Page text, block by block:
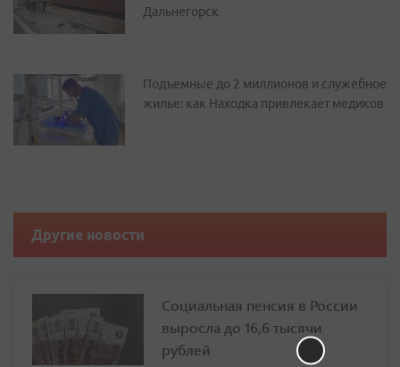
Дальнегорск
Подъемные до 2 миллионов и служебное
жилье: как Находка привлекает медиков
Другие новости
Социальная пенсия в России
выросла до 16,6 тысячи
рублей